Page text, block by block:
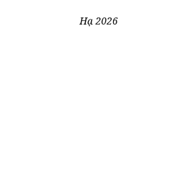
Hạ 2026